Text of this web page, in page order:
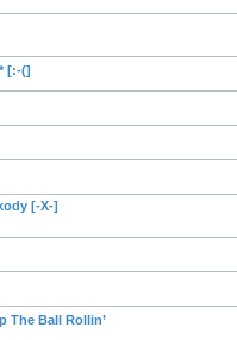
[:-(]
[-X-]
The Ball Rollin’